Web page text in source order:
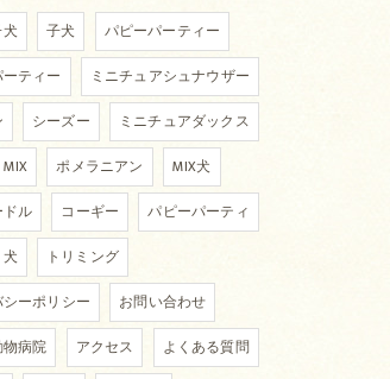
子犬
パピーパーティー
ティー
ミニチュアシュナウザー
シーズー
ミニチュアダックス
MIX ポメラニアン
MIX犬
ドル
コーギー
パピーパーティ
犬
トリミング
ーポリシー
お問い合わせ
病院
アクセス
よくある質問